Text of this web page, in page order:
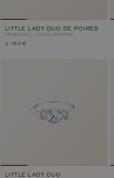
LITTLE LADY DUO DE POIRES
OR BLANC, AIGUE-MARINE
2 180 €
LITTLE LADY DUO